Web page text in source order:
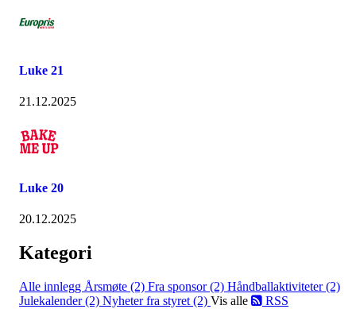
Luke 21
21.12.2025
Luke 20
20.12.2025
Kategori
Alle innlegg Årsmøte (2) Fra sponsor (2) Håndballaktiviteter (2)
Julekalender (2) Nyheter fra styret (2) Vis alle RSS